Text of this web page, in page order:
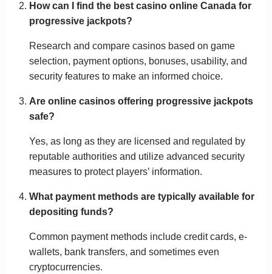
How can I find the best casino online Canada for
progressive jackpots?
Research and compare casinos based on game
selection, payment options, bonuses, usability, and
security features to make an informed choice.
Are online casinos offering progressive jackpots
safe?
Yes, as long as they are licensed and regulated by
reputable authorities and utilize advanced security
measures to protect players’ information.
What payment methods are typically available for
depositing funds?
Common payment methods include credit cards, e-
wallets, bank transfers, and sometimes even
cryptocurrencies.